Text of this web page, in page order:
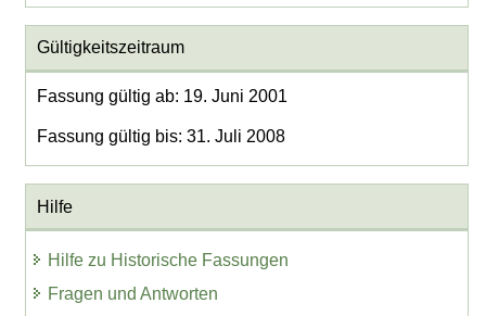
Gültigkeitszeitraum
Fassung gültig ab: 19. Juni 2001
Fassung gültig bis: 31. Juli 2008
Hilfe
Hilfe zu Historische Fassungen
Fragen und Antworten